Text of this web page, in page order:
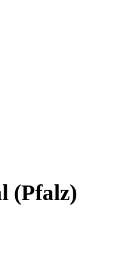
(Pfalz)